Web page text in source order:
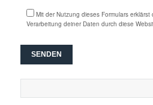
Mit der Nutzung dieses Formulars
Verarbeitung deiner Daten durch diese